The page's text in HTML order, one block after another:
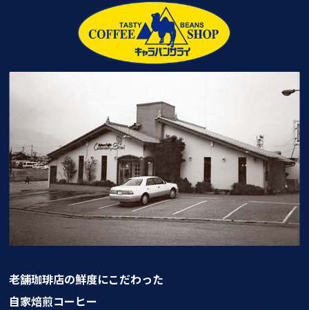
老舗珈琲店の鮮度にこだわった
自家焙煎コーヒー